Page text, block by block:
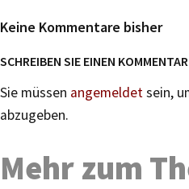
Keine Kommentare bisher
SCHREIBEN SIE EINEN KOMMENTAR
Sie müssen angemeldetsein,
abzugeben.
Mehr zum